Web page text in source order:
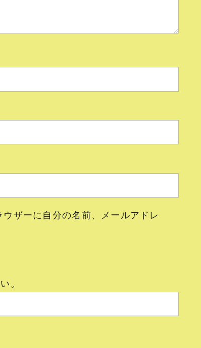
ザーに自分の名前、メールアドレ
。